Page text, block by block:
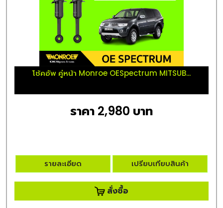
โช้คอัพ คู่หน้า Monroe OESpectrum MITSUB...
ราคา 2,980 บาท
รายละเอียด เปรียบเทียบสินค้า
สั่งซื้อ